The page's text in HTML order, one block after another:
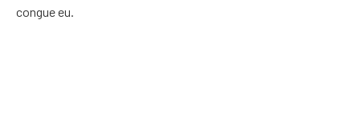
congue eu.